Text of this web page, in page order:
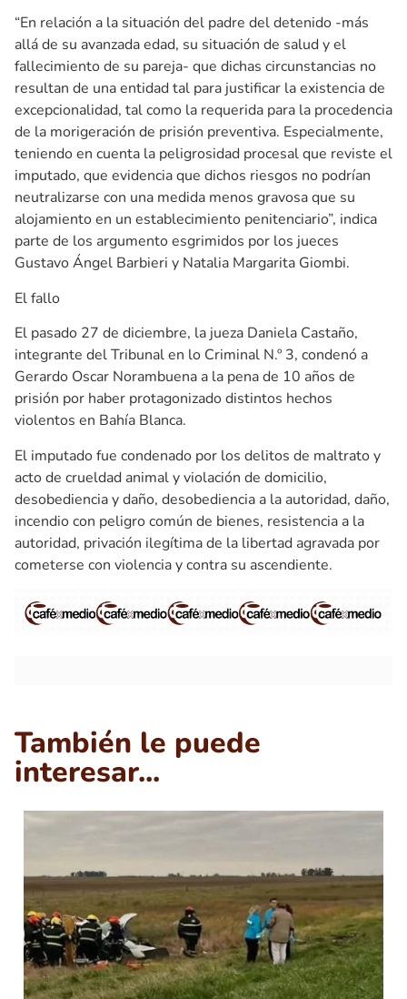
“En relación a la situación del padre del detenido -más
allá de su avanzada edad, su situación de salud y el
fallecimiento de su pareja- que dichas circunstancias no
resultan de una entidad tal para justificar la existencia de
excepcionalidad, tal como la requerida para la procedencia
de la morigeración de prisión preventiva. Especialmente,
teniendo en cuenta la peligrosidad procesal que reviste el
imputado, que evidencia que dichos riesgos no podrían
neutralizarse con una medida menos gravosa que su
alojamiento en un establecimiento penitenciario”, indica
parte de los argumento esgrimidos por los jueces
Gustavo Ángel Barbieri y Natalia Margarita Giombi.
El fallo
El pasado 27 de diciembre, la jueza Daniela Castaño,
integrante del Tribunal en lo Criminal N.º 3, condenó a
Gerardo Oscar Norambuena a la pena de 10 años de
prisión por haber protagonizado distintos hechos
violentos en Bahía Blanca.
El imputado fue condenado por los delitos de maltrato y
acto de crueldad animal y violación de domicilio,
desobediencia y daño, desobediencia a la autoridad, daño,
incendio con peligro común de bienes, resistencia a la
autoridad, privación ilegítima de la libertad agravada por
cometerse con violencia y contra su ascendiente.
También le puede
interesar...